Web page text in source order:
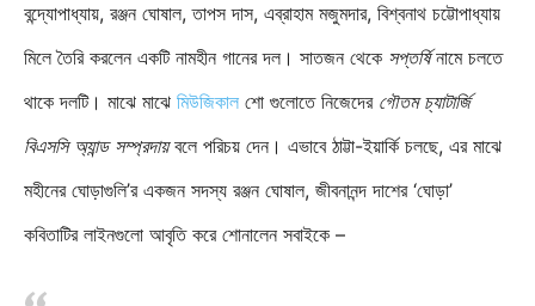
বন্দ্যোপাধ্যায়, রঞ্জন ঘোষাল, তাপস দাস, এব্রাহাম মজুমদার, বিশ্বনাথ চট্টোপাধ্যায়
মিলে তৈরি করলেন একটি নামহীন গানের দল। সাতজন থেকে সপ্তর্ষিনামে চলতে
থাকে দলটি। মাঝে মাঝে মিউজিকাল শো গুলোতে নিজেদের গৌতম চ্যাটার্জি
বিএসসি অ্যান্ড সম্প্রদায়বলে পরিচয় দেন। এভাবে ঠাট্টা-ইয়ার্কি চলছে, এর মাঝে
মহীনের ঘোড়াগুলি’র একজন সদস্য রঞ্জন ঘোষাল, জীবনানন্দ দাশের ‘ঘোড়া’
কবিতাটির লাইনগুলো আবৃতি করে শোনালেন সবাইকে –